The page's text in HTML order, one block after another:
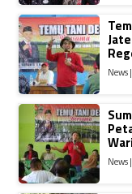
News
News